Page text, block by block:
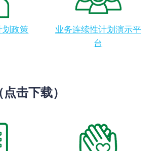
划政策
业务连续性计划演示平
台
击下载）